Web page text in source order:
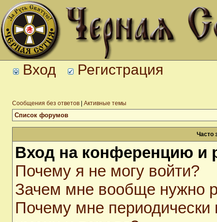
Вход Регистрация
Сообщения без ответов Активные темы
Список форумов
Часто
Вход на конференцию и
Почему я не могу войти?
Зачем мне вообще нужно
Почему мне периодически